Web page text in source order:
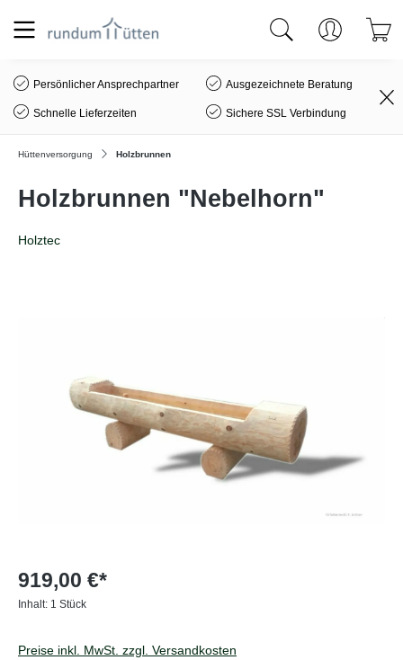
springen
Persönlicher Ansprechpartner Ausgezeichnete Beratung
Schnelle Lieferzeiten Sichere SSL Verbindung
Hüttenversorgung Holzbrunnen
Holzbrunnen "Nebelhorn"
Holztec
919,00 €*
Inhalt: 1 Stück
Preise inkl. MwSt. zzgl. Versandkosten